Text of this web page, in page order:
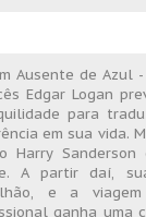
Ausente de Azul
Edgar Logan
para
em sua vida.
Harry
A partir daí,
e a
ganha uma